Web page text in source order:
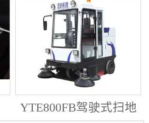
YTE800FB驾驶式扫地